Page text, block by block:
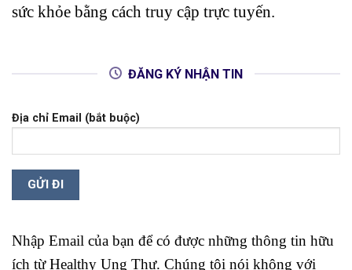
sức khỏe bằng cách truy cập trực tuyến.
ĐĂNG KÝ NHẬN TIN
Địa chỉ Email (bắt buộc)
Nhập Email của bạn để có được những thông tin hữu
ích từ Healthy Ung Thư. Chúng tôi nói không với